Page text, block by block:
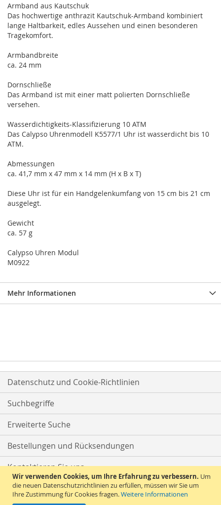
Wir verwenden Cookies, um Ihre Erfahrung zu verbessern. Um
die neuen Datenschutzrichtlinien zu erfüllen, müssen wir Sie um
Ihre Zustimmung für Cookies fragen.Weitere Informationen
Armband aus Kautschuk
Das hochwertige anthrazit Kautschuk-Armband kombiniert
lange Haltbarkeit, edles Aussehen und einen besonderen
Tragekomfort.
Armbandbreite
ca. 24 mm
Dornschließe
Das Armband ist mit einer matt polierten Dornschließe
versehen.
Wasserdichtigkeits-Klassifizierung 10 ATM
Das Calypso Uhrenmodell K5577/1 Uhr ist wasserdicht bis 10
ATM.
Abmessungen
ca. 41,7 mm x 47 mm x 14 mm (H x B x T)
Diese Uhr ist für ein Handgelenkumfang von 15 cm bis 21 cm
ausgelegt.
Gewicht
ca. 57 g
Calypso Uhren Modul
M0922
Mehr Informationen
Datenschutz und Cookie-Richtlinien
Suchbegriffe
Erweiterte Suche
Bestellungen und Rücksendungen
Kontaktieren Sie uns